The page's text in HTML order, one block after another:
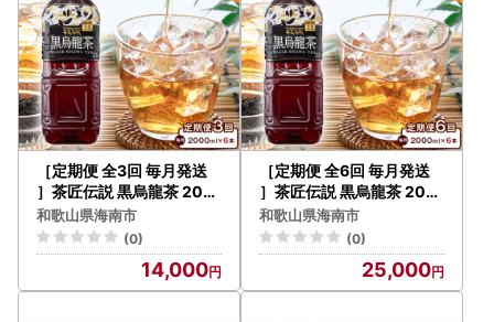
［定期便 全3回 毎月発送
］茶匠伝説 黒烏龍茶 200
0ml×6本
和歌山県海南市
(0)
14,000
［定期便 全6回 毎月発送
］茶匠伝説 黒烏龍茶 200
0ml×6本
和歌山県海南市
(0)
25,000